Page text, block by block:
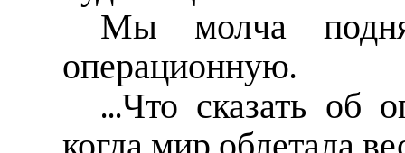
Мы молча
операционную.
...Что сказать об